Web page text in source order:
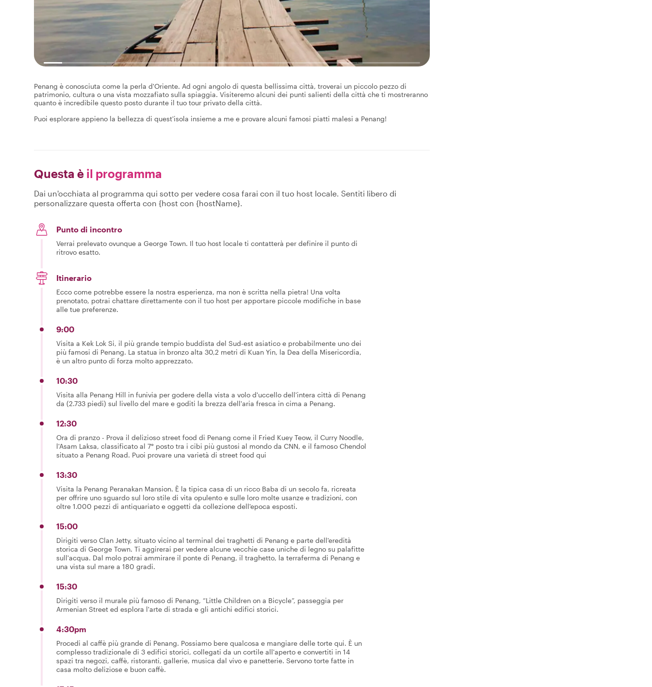
Penang è conosciuta come la perla d'Oriente. Ad ogni angolo di questa bellissima città, troverai un piccolo pezzo di
patrimonio, cultura o una vista mozzafiato sulla spiaggia. Visiteremo alcuni dei punti salienti della città che ti mostreranno
quanto è incredibile questo posto durante il tuo tour privato della città.
Puoi esplorare appieno la bellezza di quest'isola insieme a me e provare alcuni famosi piatti malesi a Penang!
Questa è il programma
Dai un'occhiata al programma qui sotto per vedere cosa farai con il tuo host locale. Sentiti libero di
personalizzare questa offerta con {host con {hostName}.
Punto di incontro
Verrai prelevato ovunque a George Town. Il tuo host locale ti contatterà per definire il punto di
ritrovo esatto.
Itinerario
Ecco come potrebbe essere la nostra esperienza, ma non è scritta nella pietra! Una volta
prenotato, potrai chattare direttamente con il tuo host per apportare piccole modifiche in base
alle tue preferenze.
9:00
Visita a Kek Lok Si, il più grande tempio buddista del Sud-est asiatico e probabilmente uno dei
più famosi di Penang. La statua in bronzo alta 30,2 metri di Kuan Yin, la Dea della Misericordia,
è un altro punto di forza molto apprezzato.
10:30
Visita alla Penang Hill in funivia per godere della vista a volo d'uccello dell'intera città di Penang
da (2.733 piedi) sul livello del mare e goditi la brezza dell'aria fresca in cima a Penang.
12:30
Ora di pranzo - Prova il delizioso street food di Penang come il Fried Kuey Teow, il Curry Noodle,
l'Asam Laksa, classificato al 7° posto tra i cibi più gustosi al mondo da CNN, e il famoso Chendol
situato a Penang Road. Puoi provare una varietà di street food qui
13:30
Visita la Penang Peranakan Mansion. È la tipica casa di un ricco Baba di un secolo fa, ricreata
per offrire uno sguardo sul loro stile di vita opulento e sulle loro molte usanze e tradizioni, con
oltre 1.000 pezzi di antiquariato e oggetti da collezione dell'epoca esposti.
15:00
Dirigiti verso Clan Jetty, situato vicino al terminal dei traghetti di Penang e parte dell'eredità
storica di George Town. Ti aggirerai per vedere alcune vecchie case uniche di legno su palafitte
sull'acqua. Dal molo potrai ammirare il ponte di Penang, il traghetto, la terraferma di Penang e
una vista sul mare a 180 gradi.
15:30
Dirigiti verso il murale più famoso di Penang, “Little Children on a Bicycle”, passeggia per
Armenian Street ed esplora l'arte di strada e gli antichi edifici storici.
4:30pm
Procedi al caffè più grande di Penang. Possiamo bere qualcosa e mangiare delle torte qui. È un
complesso tradizionale di 3 edifici storici, collegati da un cortile all'aperto e convertiti in 14
spazi tra negozi, caffè, ristoranti, gallerie, musica dal vivo e panetterie. Servono torte fatte in
casa molto deliziose e buon caffè.